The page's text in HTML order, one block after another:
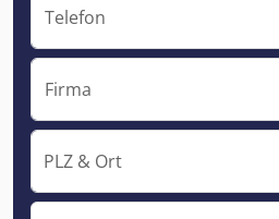
Telefon
Firma
PLZ & Ort